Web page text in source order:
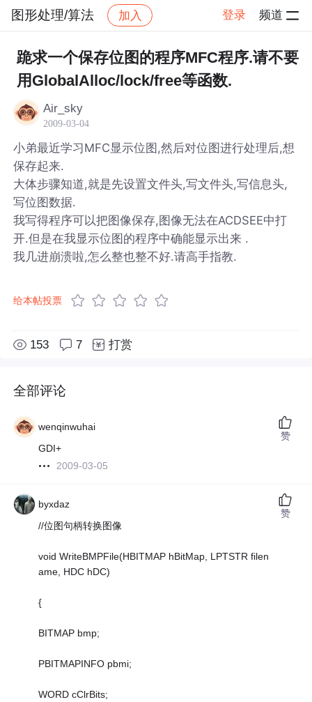
图形处理/算法 加入 登录 频道
社区 图形处理/算法 帖子详情
跪求一个保存位图的程序MFC程序.请不要
用GlobalAlloc/lock/free等函数.
Air_sky
2009-03-04
小弟最近学习MFC显示位图,然后对位图进行处理后,想
保存起来.
大体步骤知道,就是先设置文件头,写文件头,写信息头,
写位图数据.
我写得程序可以把图像保存,图像无法在ACDSEE中打
开.但是在我显示位图的程序中确能显示出来 .
我几进崩溃啦,怎么整也整不好.请高手指教.
给本帖投票
153 7 打赏
全部评论
wenqinwuhai
GDI+
2009-03-05
赞
byxdaz
//位图句柄转换图像
void WriteBMPFile(HBITMAP hBitMap, LPTSTR filen
ame, HDC hDC)
{
BITMAP bmp;
PBITMAPINFO pbmi;
WORD cClrBits;
赞